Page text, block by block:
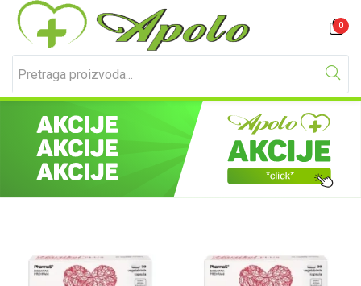
0
Prijavite se Registracija
Unesite svoje korisničko ime i lozinku za prijavu.